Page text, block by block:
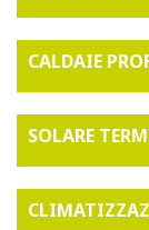
CALDAIE
SOLARE